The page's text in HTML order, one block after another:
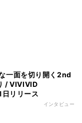
一面を切り開く2nd
/ VIVIVID
リリース
インタビュー